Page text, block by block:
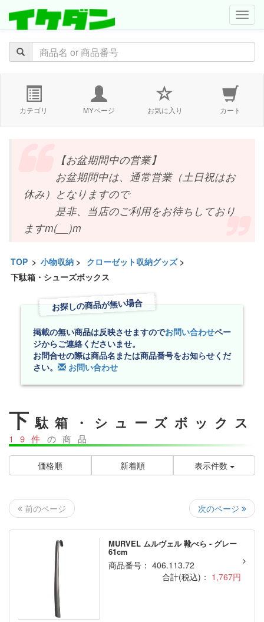
カテゴリ MYページ お気に入り カート
【お盆期間中の営業】
お盆期間中は、通常営業（土日祝はお
休み）となりますので
是非、当店のご利用をお待ちしており
ますm(__)m
TOP > 小物収納 > クローゼット収納グッズ>
下駄箱・シューズボックス
お探しの商品が無い場合
掲載の無い商品は反映させますのでお問い合わせペー
ジからご連絡くださいませ。
お問合せの際は商品名または商品番号をお知らせくだ
さい。
お問い合わせ
下駄箱・シューズボックス
19件 の商品
価格順 新着順 表示件数
前のページ 次のページ
MURVEL ムルヴェル 靴べら - グレー
61cm
商品番号： 406.113.72
合計(税込)： 1,767円